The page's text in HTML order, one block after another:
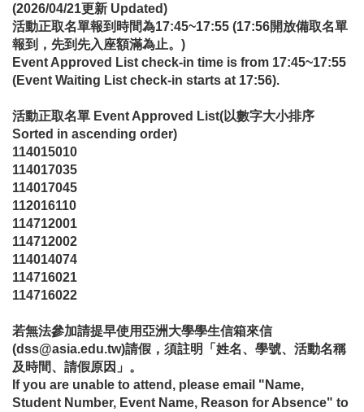
(2026/04/21更新 Updated)
活動正取名單報到時間為17:45~17:55 (17:56開放備取名單
報到，先到先入座額滿為止。)
Event Approved List check-in time is from 17:45~17:55
(Event Waiting List check-in starts at 17:56).
活動正取名單 Event Approved List(以數字大小排序
Sorted in ascending order)
114015010
114017035
114017045
112016110
114712001
114712002
114014074
114716021
114716022
若無法參加請提早使用亞洲大學學生信箱來信
(dss@asia.edu.tw)請假，須註明「姓名、學號、活動名稱
及時間、請假原因」。
If you are unable to attend, please email "Name,
Student Number, Event Name, Reason for Absence" to